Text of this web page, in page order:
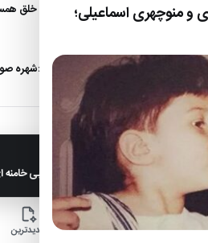
عکس| نیلوفر خوش خلق
عکس| تغییر چهره «شهره صولتی»
منوچهری اسماعیلی؛
خبر مهم
عکس های خانوادگی مجتبی خامنه
خانه اخبار جدیدترین